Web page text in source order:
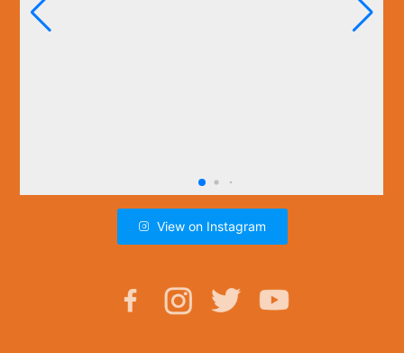
View on Instagram